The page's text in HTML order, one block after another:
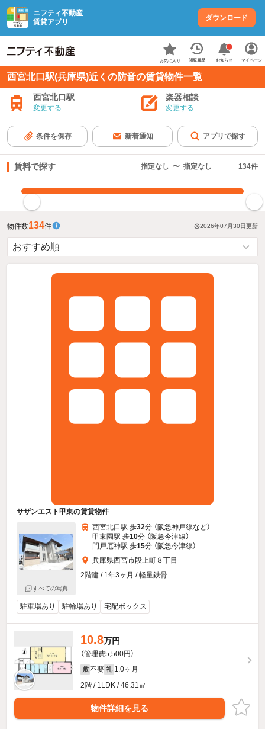
ニフティ不動産
賃貸アプリ
ダウンロード
お気に入り 閲覧履歴 お知らせ マイページ
西宮北口駅(兵庫県)近くの防音の賃貸物件一覧
西宮北口駅
変更する
楽器相談
変更する
条件を保存 新着通知 アプリで探す
賃料で探す 指定なし 〜 指定なし 134件
物件数134件 2026年07月30日更新
サザンエスト甲東の賃貸物件
すべての写真
西宮北口駅 歩32分 （阪急神戸線など）
甲東園駅 歩10分 （阪急今津線）
門戸厄神駅 歩15分 （阪急今津線）
兵庫県西宮市段上町８丁目
2階建 / 1年3ヶ月 / 軽量鉄骨
駐車場あり 駐輪場あり 宅配ボックス
10.8万円
（管理費5,500円）
敷 不要 礼 1.0ヶ月
2階 / 1LDK / 46.31㎡
物件詳細を見る